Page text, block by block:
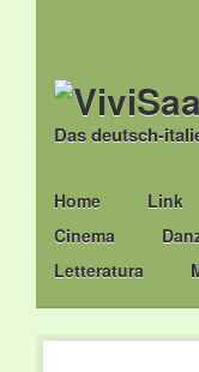
Das deutsch-
Main menu
Skip
to
content
Home Link
Cinema
Letteratura